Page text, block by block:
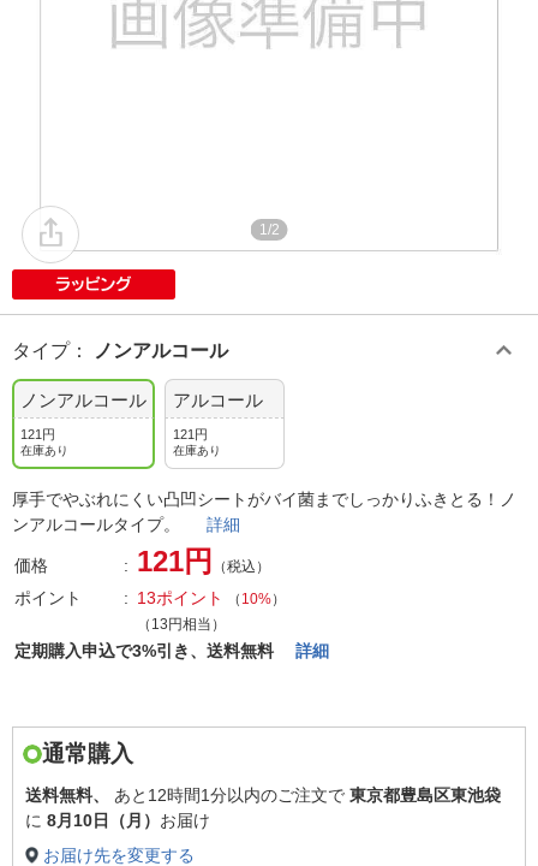
1/2
タイプ： ノンアルコール
ノンアルコール
121円
在庫あり
アルコール
121円
在庫あり
厚手でやぶれにくい凸凹シートがバイ菌までしっかりふきとる！ノ
ンアルコールタイプ。 詳細
価格 121円 （税込）
ポイント 13ポイント （ 10%）
（13円相当）
定期購入申込で3%引き、送料無料 詳細
通常購入
送料無料、 あと 12時間1分以内のご注文で 東京都豊島区東池袋
に 8月10日（月） お届け
お届け先を変更する